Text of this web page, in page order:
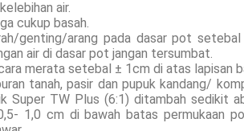
air.
cukup basah.
genting/arang pada dasar pot
air di dasar pot jangan tersumbat.
merata setebal ± 1cm di atas lapisan
tanah, pasir dan pupuk kandang/
Super TW Plus (6:1) ditambah sedikit
1,0 cm di bawah batas permukaan